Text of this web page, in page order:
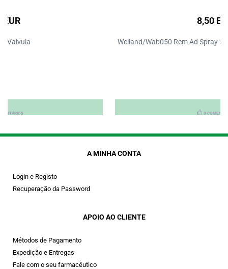
Welland/Wab050 Rem Ad Spray 50ml Wab050
A MINHA CONTA
Login e Registo
Recuperação da Password
APOIO AO CLIENTE
Métodos de Pagamento
Expedição e Entregas
Fale com o seu farmacêutico